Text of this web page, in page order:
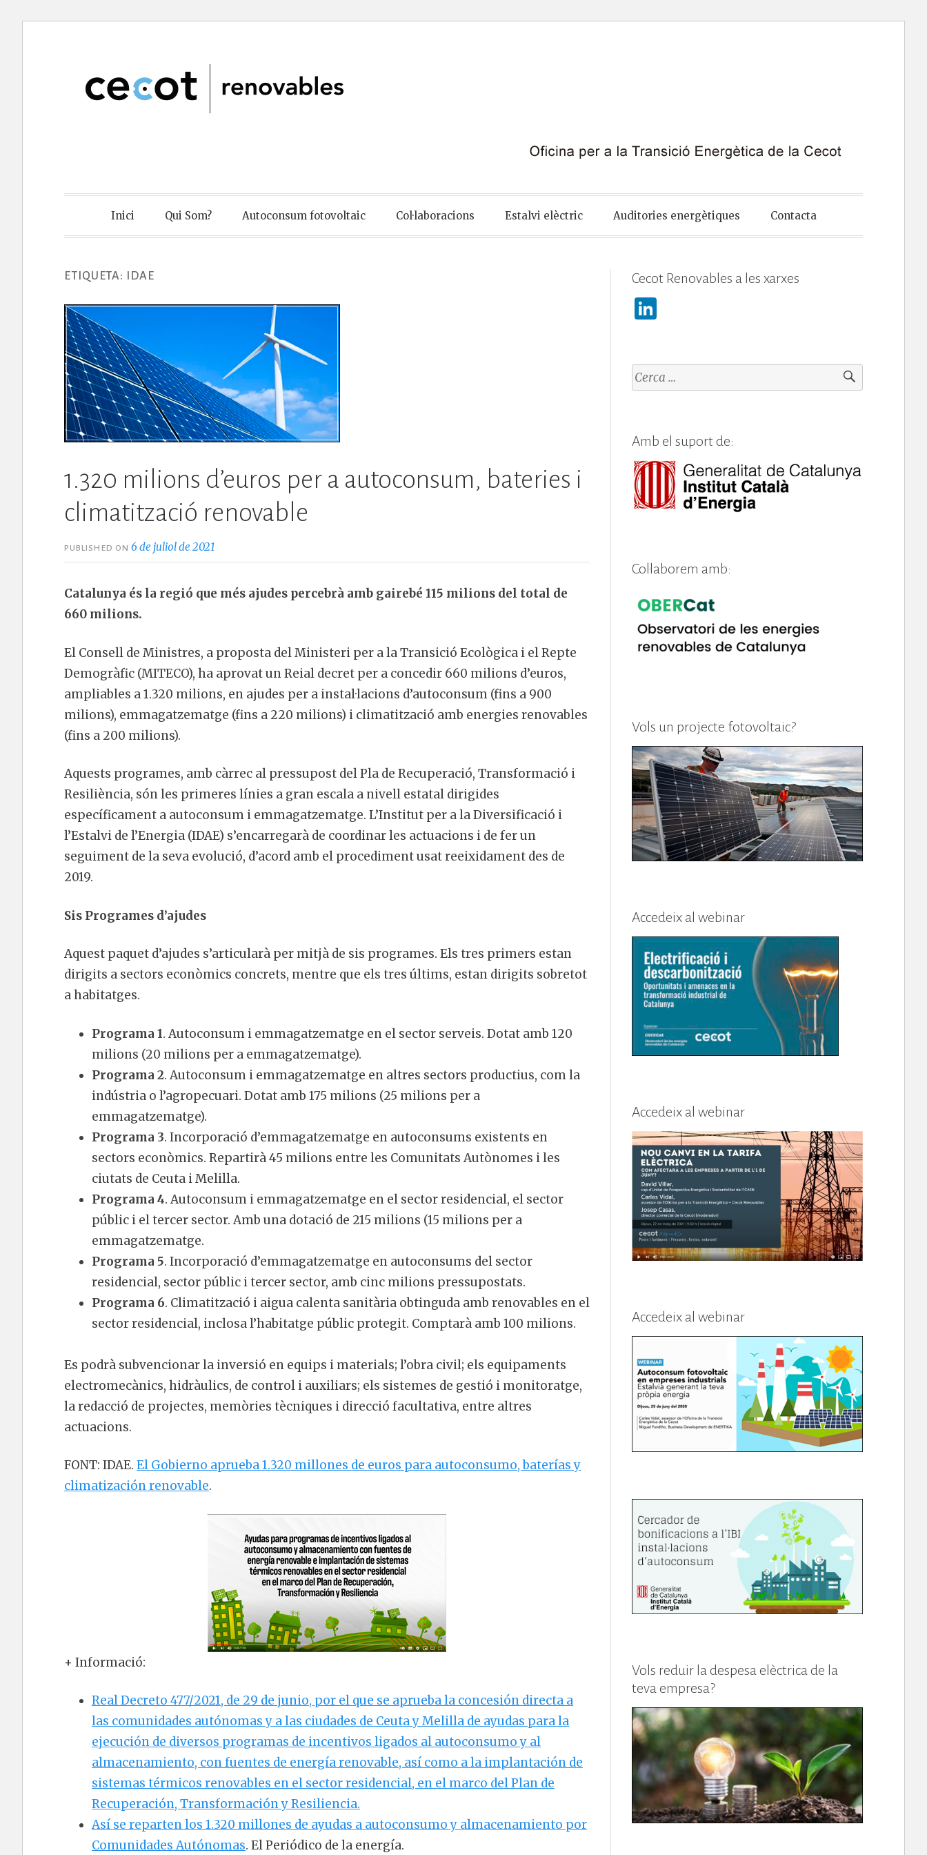
Cecot Renovables
Inici Qui Som? Autoconsum fotovoltaic Col·laboracions Estalvi elèctric Auditories energètiques Contacta
ETIQUETA: IDAE
1.320 milions d’euros per a autoconsum, bateries i
climatització renovable
PUBLISHED ON6 de juliol de 2021
Catalunya és la regió que més ajudes percebrà amb gairebé 115 milions del total de
660 milions.
El Consell de Ministres, a proposta del Ministeri per a la Transició Ecològica i el Repte
Demogràfic (MITECO), ha aprovat un Reial decret per a concedir 660 milions d’euros,
ampliables a 1.320 milions, en ajudes per a instal·lacions d’autoconsum (fins a 900
milions), emmagatzematge (fins a 220 milions) i climatització amb energies renovables
(fins a 200 milions).
Aquests programes, amb càrrec al pressupost del Pla de Recuperació, Transformació i
Resiliència, són les primeres línies a gran escala a nivell estatal dirigides
específicament a autoconsum i emmagatzematge. L’Institut per a la Diversificació i
l’Estalvi de l’Energia (IDAE) s’encarregarà de coordinar les actuacions i de fer un
seguiment de la seva evolució, d’acord amb el procediment usat reeixidament des de
2019.
Sis Programes d’ajudes
Aquest paquet d’ajudes s’articularà per mitjà de sis programes. Els tres primers estan
dirigits a sectors econòmics concrets, mentre que els tres últims, estan dirigits sobretot
a habitatges.
Programa 1. Autoconsum i emmagatzematge en el sector serveis. Dotat amb 120
milions (20 milions per a emmagatzematge).
Programa 2. Autoconsum i emmagatzematge en altres sectors productius, com la
indústria o l’agropecuari. Dotat amb 175 milions (25 milions per a
emmagatzematge).
Programa 3. Incorporació d’emmagatzematge en autoconsums existents en
sectors econòmics. Repartirà 45 milions entre les Comunitats Autònomes i les
ciutats de Ceuta i Melilla.
Programa 4. Autoconsum i emmagatzematge en el sector residencial, el sector
públic i el tercer sector. Amb una dotació de 215 milions (15 milions per a
emmagatzematge.
Programa 5. Incorporació d’emmagatzematge en autoconsums del sector
residencial, sector públic i tercer sector, amb cinc milions pressupostats.
Programa 6. Climatització i aigua calenta sanitària obtinguda amb renovables en el
sector residencial, inclosa l’habitatge públic protegit. Comptarà amb 100 milions.
Es podrà subvencionar la inversió en equips i materials; l’obra civil; els equipaments
electromecànics, hidràulics, de control i auxiliars; els sistemes de gestió i monitoratge,
la redacció de projectes, memòries tècniques i direcció facultativa, entre altres
actuacions.
FONT: IDAE. El Gobierno aprueba 1.320 millones de euros para autoconsumo, baterías y
climatización renovable.
+ Informació:
Real Decreto 477/2021, de 29 de junio, por el que se aprueba la concesión directa a
las comunidades autónomas y a las ciudades de Ceuta y Melilla de ayudas para la
ejecución de diversos programas de incentivos ligados al autoconsumo y al
almacenamiento, con fuentes de energía renovable, así como a la implantación de
sistemas térmicos renovables en el sector residencial, en el marco del Plan de
Recuperación, Transformación y Resiliencia.
Así se reparten los 1.320 millones de ayudas a autoconsumo y almacenamiento por
Comunidades Autónomas. El Periódico de la energía.
Cecot Renovables a les xarxes
e
dI
Cerca:
Amb el suport de:
Col·laborem amb:
Vols un projecte fotovoltaic?
Accedeix al webinar
Accedeix al webinar
Accedeix al webinar
Vols reduir la despesa elèctrica de la
teva empresa?